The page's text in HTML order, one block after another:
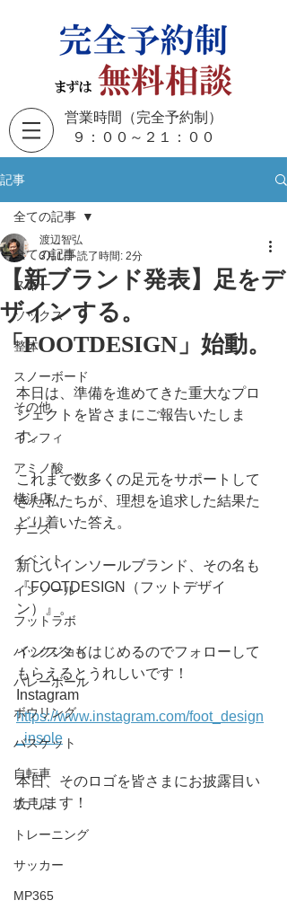
営業時間（完全予約制）
​９：００～２１：００
記事
全ての記事
スキー
ソックス
整体
スノーボード
その他
インフィ
アミノ酸
横浜店
テニス
イベント
インソール
フットラボ
バックジョイ
バレーボール
ボウリング
バスケット
自転車
坂戸店
トレーニング
サッカー
MP365
全ての記事
【新ブランド発表】足をデ
ザインする。
「FOOTDESIGN」始動。
渡辺智弘
3月1日 読了時間: 2分
本日は、準備を進めてきた重大なプロ
ジェクトを皆さまにご報告いたしま
す。
これまで数多くの足元をサポートして
きた私たちが、理想を追求した結果た
どり着いた答え。
新しいインソールブランド、その名も
『FOOTDESIGN（フットデザイ
ン）』。
インスタもはじめるのでフォローして
もらえるとうれしいです！
Instagram
https://www.instagram.com/foot_design
_insole
本日、そのロゴを皆さまにお披露目い
たします！